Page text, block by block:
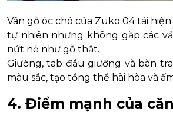
Vân gỗ óc chó của Zuko 04 tái
tự nhiên nhưng không gặp các
nứt nẻ như gỗ thật.
Giường, tab đầu giường và bàn
màu sắc, tạo tổng thể hài hòa và
4. Điểm mạnh của